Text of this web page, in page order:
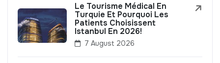
Le Tourisme Médical En
Turquie Et Pourquoi Les
Patients Choisissent
Istanbul En 2026!
7 August 2026